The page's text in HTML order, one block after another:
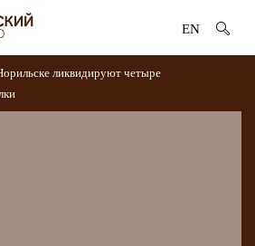
EN
ликвидируют четыре